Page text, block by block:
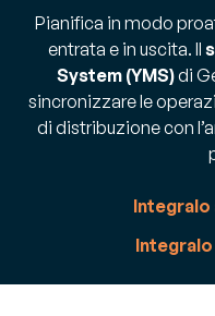
Pianifica in modo
entrata e in uscita. Il
System (YMS)di
sincronizzare le
di distribuzione con
Integralo
Integralo